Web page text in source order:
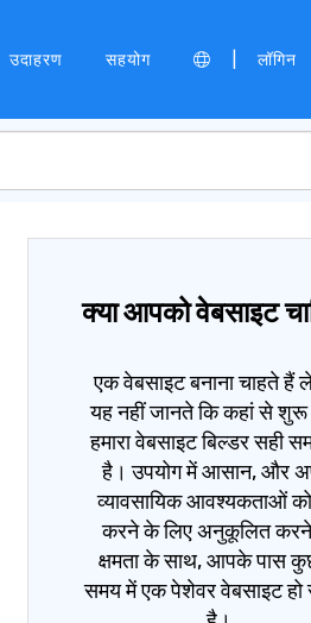
उदाहरण सहयोग लॉगिन
क्या आपको वेबसाइट
एक वेबसाइट बनाना चाहते हैं
यह नहीं जानते कि कहां से
हमारा वेबसाइट बिल्डर सही
है। उपयोग में आसान, और
व्यावसायिक आवश्यकताओं को
करने के लिए अनुकूलित
क्षमता के साथ, आपके पास
समय में एक पेशेवर वेबसाइट